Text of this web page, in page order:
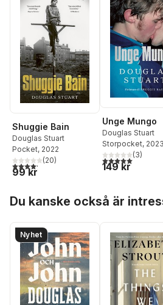
Shuggie Bain
Douglas Stuart
Pocket, 2022
4,2utav 5 stjärnor. Totalt antal röster:
(20)
99 kr
Unge Mungo
Douglas Stuart
Storpocket, 2023
5,0utav 5(3)
149 kr
Du kanske också är
Nyhet